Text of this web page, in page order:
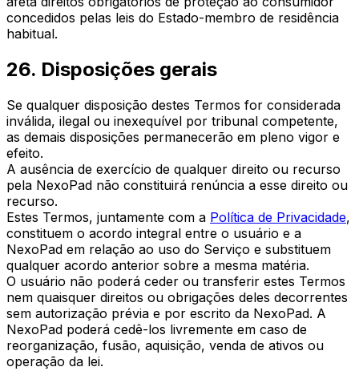
concedidos pelas leis do Estado-membro de residência
habitual.
26. Disposições gerais
Se qualquer disposição destes Termos for considerada
inválida, ilegal ou inexequível por tribunal competente,
as demais disposições permanecerão em pleno vigor e
efeito.
A ausência de exercício de qualquer direito ou recurso
pela NexoPad não constituirá renúncia a esse direito ou
recurso.
Estes Termos, juntamente com a Política de Privacidade,
constituem o acordo integral entre o usuário e a
NexoPad em relação ao uso do Serviço e substituem
qualquer acordo anterior sobre a mesma matéria.
O usuário não poderá ceder ou transferir estes Termos
nem quaisquer direitos ou obrigações deles decorrentes
sem autorização prévia e por escrito da NexoPad. A
NexoPad poderá cedê-los livremente em caso de
reorganização, fusão, aquisição, venda de ativos ou
operação da lei.